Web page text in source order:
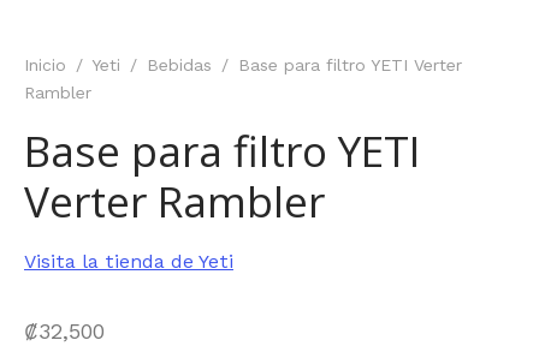
Inicio / Yeti / Bebidas /
Base para filtro YETI Verter
Rambler
Base para filtro YETI
Verter Rambler
Visita la tienda de Yeti
₡32,500